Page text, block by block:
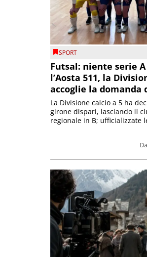
SPORT
Futsal: niente serie
l’Aosta 511, la
accoglie la domanda
La Divisione calcio a 5 ha
girone dispari, lasciando il
regionale in B; ufficializzate